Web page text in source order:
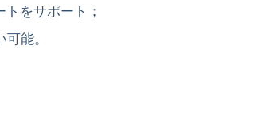
をサポート；
能。